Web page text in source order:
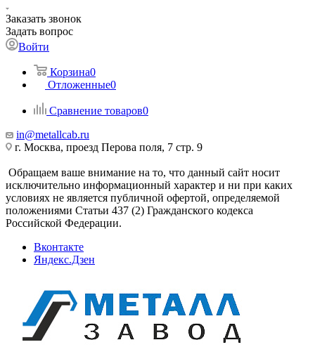
Заказать звонок
Задать вопрос
Войти
Корзина0
Отложенные0
Сравнение товаров0
in@metallcab.ru
г. Москва, проезд Перова поля, 7 стр. 9
Обращаем ваше внимание на то, что данный сайт носит
исключительно информационный характер и ни при каких
условиях не является публичной офертой, определяемой
положениями Статьи 437 (2) Гражданского кодекса
Российской Федерации.
Вконтакте
Яндекс.Дзен